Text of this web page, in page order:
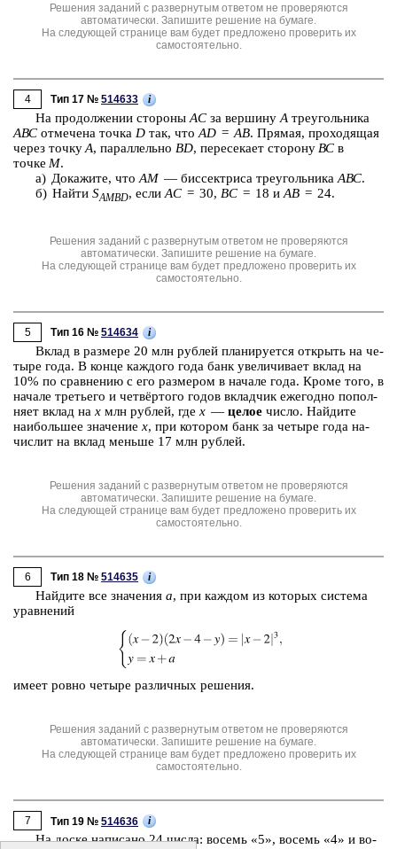
Решения заданий с развернутым ответом не проверяются
автоматически. Запишите решение на бумаге.
На следующей странице вам будет предложено проверить их
самостоятельно.
4 Тип 17 № 514633 i
На про­дол­же­нии сто­ро­ны АС за вер­ши­ну А тре­уголь­ни­ка
АВС от­ме­че­на точка D так, что AD = AB. Пря­мая, про­хо­дя­щая
через точкуА, па­рал­лель­но BD, пе­ре­се­ка­ет сто­ро­ну ВС в
точке M.
а) До­ка­жи­те, что AM — бис­сек­три­са тре­уголь­ни­ка АВС.
б) Найти SAMBD, если AC = 30, BC = 18 и AB = 24.
Решения заданий с развернутым ответом не проверяются
автоматически. Запишите решение на бумаге.
На следующей странице вам будет предложено проверить их
самостоятельно.
5 Тип 16 № 514634 i
Вклад в раз­ме­ре 20 млн руб­лей пла­ни­ру­ет­ся от­крыть на че­
ты­ре года. В конце каж­до­го года банк уве­ли­чи­ва­ет вклад на
10% по срав­не­нию с его раз­ме­ром в на­ча­ле года. Кроме того, в
на­ча­ле тре­тье­го и четвёртого годов вклад­чик еже­год­но по­пол­
ня­ет вклад на х млн руб­лей, где х — целое число. Най­ди­те
наи­боль­шее зна­че­ние х, при ко­то­ром банк за че­ты­ре года на­
чис­лит на вклад мень­ше 17 млн руб­лей.
Решения заданий с развернутым ответом не проверяются
автоматически. Запишите решение на бумаге.
На следующей странице вам будет предложено проверить их
самостоятельно.
6 Тип 18 № 514635 i
Най­ди­те все зна­че­ния а, при каж­дом из ко­то­рых си­сте­ма
урав­не­ний
имеет ровно че­ты­ре раз­лич­ных ре­ше­ния.
Решения заданий с развернутым ответом не проверяются
автоматически. Запишите решение на бумаге.
На следующей странице вам будет предложено проверить их
самостоятельно.
7 Тип 19 № 514636 i
На доске на­пи­са­но 24 числа: во­семь «5», во­семь «4» и во­